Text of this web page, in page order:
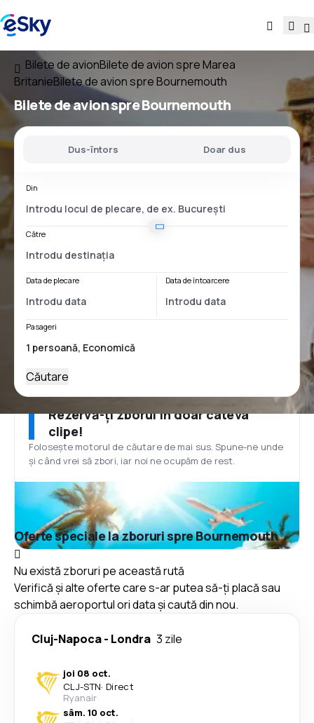
Bilete de avionBilete de avion spre Marea
BritanieBilete de avion spre Bournemouth
Bilete de avion spre Bournemouth
Dus-întors Doar dus
Din
Către
Data de plecare Data de întoarcere
Pasageri
Căutare
Rezervă-ți zborul în doar câteva
clipe!
Folosește motorul de căutare de mai sus. Spune-ne unde
și când vrei să zbori, iar noi ne ocupăm de rest.
Oferte speciale la zboruri spre Bournemouth
Nu există zboruri pe această rută
Verifică și alte oferte care s-ar putea să-ți placă sau
schimbă aeroportul ori data și caută din nou.
Cluj-Napoca- Londra 3 zile
joi 08 oct.
CLJ-STN· Direct
Ryanair
sâm. 10 oct.